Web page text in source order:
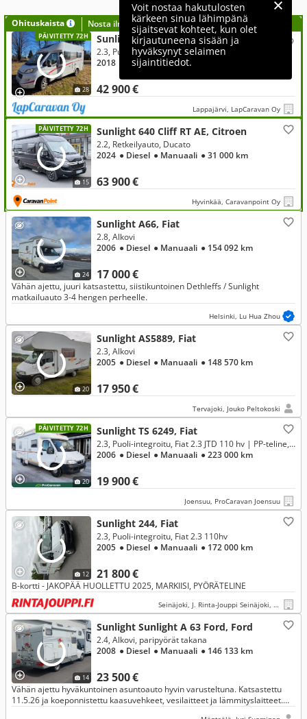
Voit nostaa hakutulosten
kärkeen sinua lähimpänä
sijaitsevat kohteet, kun olet
kirjautuneena sisään ja
hyväksynyt selaimen
sijaintitiedot.
Ohituskaista Nosta ilmoituksesi tähän?
PÄIVITETTY 72H
28
Sunlight T58, Fiat
42 900 €
2.3, Puoli-integroitu
2018
● Diesel● Manuaali
Lappajärvi, LapCaravan Oy
PÄIVITETTY 72H
15
Sunlight 640 Cliff RT AE, Citroen
63 900 €
2.2, Retkeilyauto, Ducato
2024 ● Diesel ● Manuaali ● 31 000 km
Hyvinkää, Caravanpoint Oy
24
Sunlight A66, Fiat
17 000 €
2.8, Alkovi
2006 ● Diesel ● Manuaali ● 154 092 km
Vähän ajettu, juuri katsastettu, siistikuntoinen Dethleffs / Sunlight
matkailuauto 3-4 hengen perheelle.
Helsinki, Lu Hua Zhou
20
Sunlight AS5889, Fiat
17 950 €
2.3, Alkovi
2005 ● Diesel ● Manuaali ● 148 570 km
Tervajoki, Jouko Peltokoski
PÄIVITETTY 72H
20
Sunlight TS 6249, Fiat
19 900 €
2.3, Puoli-integroitu, Fiat 2.3 JTD 110 hv | PP-teline, markiisi
2006 ● Diesel ● Manuaali ● 223 000 km
Joensuu, ProCaravan Joensuu
12
Sunlight 244, Fiat
21 800 €
2.3, Puoli-integroitu, Fiat 2.3 110hv
2005 ● Diesel ● Manuaali ● 172 000 km
B-kortti - JAKOPÄÄ HUOLLETTU 2025, MARKIISI, PYÖRÄTELINE
Seinäjoki, J. Rinta-Jouppi Seinäjoki, Herralankatu
14
Sunlight Sunlight A 63 Ford, Ford
23 500 €
2.4, Alkovi, paripyörät takana
2008 ● Diesel ● Manuaali ● 146 133 km
Vähän ajettu hyväkuntoinen asuntoauto hyvin varusteltuna. Katsastettu
11.5.26 ja koeponnistettu kaasuvehkeet, vesilaitteet ja lämmityslaitteet.